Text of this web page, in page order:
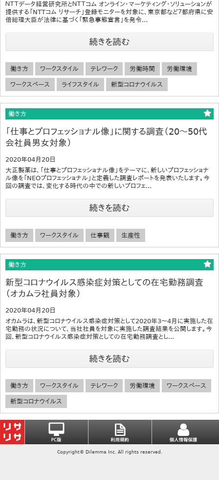
ＮＴＴデータ経営研究所とＮＴＴコム オンライン・マーケティング・ソリューションが
提供する「NTTコム リサーチ」登録モニターを対象に、東京都など７都府県に安
倍総理大臣が法律に基づく「緊急事態宣言」を発令...
続きを読む
働き方 ワークスタイル テレワーク 労働時間 労働環境
ワークスペース ライフスタイル 新型コロナウイルス
働き方
「仕事とプロフェッショナル像」に関する調査（20～50代
会社員男女対象）
2020年04月20日
大正製薬は、「仕事とプロフェッショナル像」をテーマに、新しいプロフェッショナ
ル像を「NEOプロフェッショナル」と定義した調査レポートを発表いたします。今
回の調査では、変化する時代の中での新しいプロフェ...
続きを読む
働き方 ワークスタイル 仕事観 生産性
働き方
新型コロナウイルス感染症対策としての在宅勤務調査
（オカムラ社員対象）
2020年04月20日
オカムラは、新型コロナウイルス感染症対策として2020年3～4月に実施した在
宅勤務の状況について、当社社員を対象に実施した調査結果を公開します。今
回、新型コロナウイルス感染症対策としての在宅勤務調査とし...
続きを読む
働き方 ワークスタイル テレワーク 労働環境 ワークスペース
新型コロナウイルス
Copyright© Dilemma Inc. All rights reserved.